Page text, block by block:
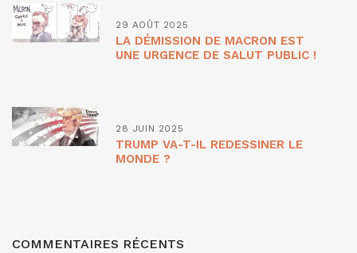
29 AOÛT 2025
LA DÉMISSION DE MACRON EST
UNE URGENCE DE SALUT PUBLIC !
28 JUIN 2025
TRUMP VA-T-IL REDESSINER LE
MONDE ?
COMMENTAIRES RÉCENTS